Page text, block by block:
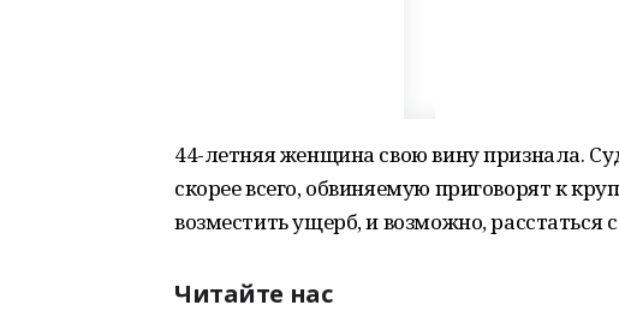
44-летняя женщина свою вину признала.
скорее всего, обвиняемую приговорят к
возместить ущерб, и возможно, расстаться
Читайте нас